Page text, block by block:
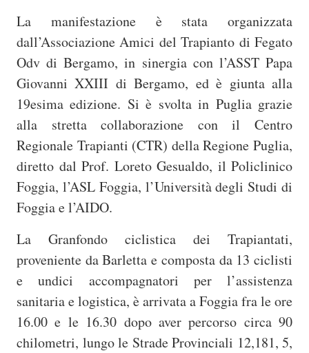
La manifestazione è stata organizzata
dall’Associazione Amici del Trapianto di Fegato
Odv di Bergamo, in sinergia con l’ASST Papa
Giovanni XXIII di Bergamo, ed è giunta alla
19esima edizione. Si è svolta in Puglia grazie
alla stretta collaborazione con il Centro
Regionale Trapianti (CTR) della Regione Puglia,
diretto dal Prof. Loreto Gesualdo, il Policlinico
Foggia, l’ASL Foggia, l’Università degli Studi di
Foggia e l’AIDO.
La Granfondo ciclistica dei Trapiantati,
proveniente da Barletta e composta da 13 ciclisti
e undici accompagnatori per l’assistenza
sanitaria e logistica, è arrivata a Foggia fra le ore
16.00 e le 16.30 dopo aver percorso circa 90
chilometri, lungo le Strade Provinciali 12,181, 5,